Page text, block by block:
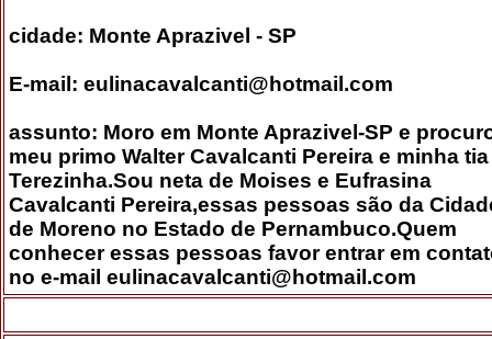
cidade: Monte Aprazivel - SP
E-mail: eulinacavalcanti@hotmail.com
assunto: Moro em Monte Aprazivel-SP e
meu primo Walter Cavalcanti Pereira e minha tia
Terezinha.Sou neta de Moises e Eufrasina
Cavalcanti Pereira,essas pessoas são da
de Moreno no Estado de Pernambuco.Quem
conhecer essas pessoas favor entrar em
no e-mail eulinacavalcanti@hotmail.com